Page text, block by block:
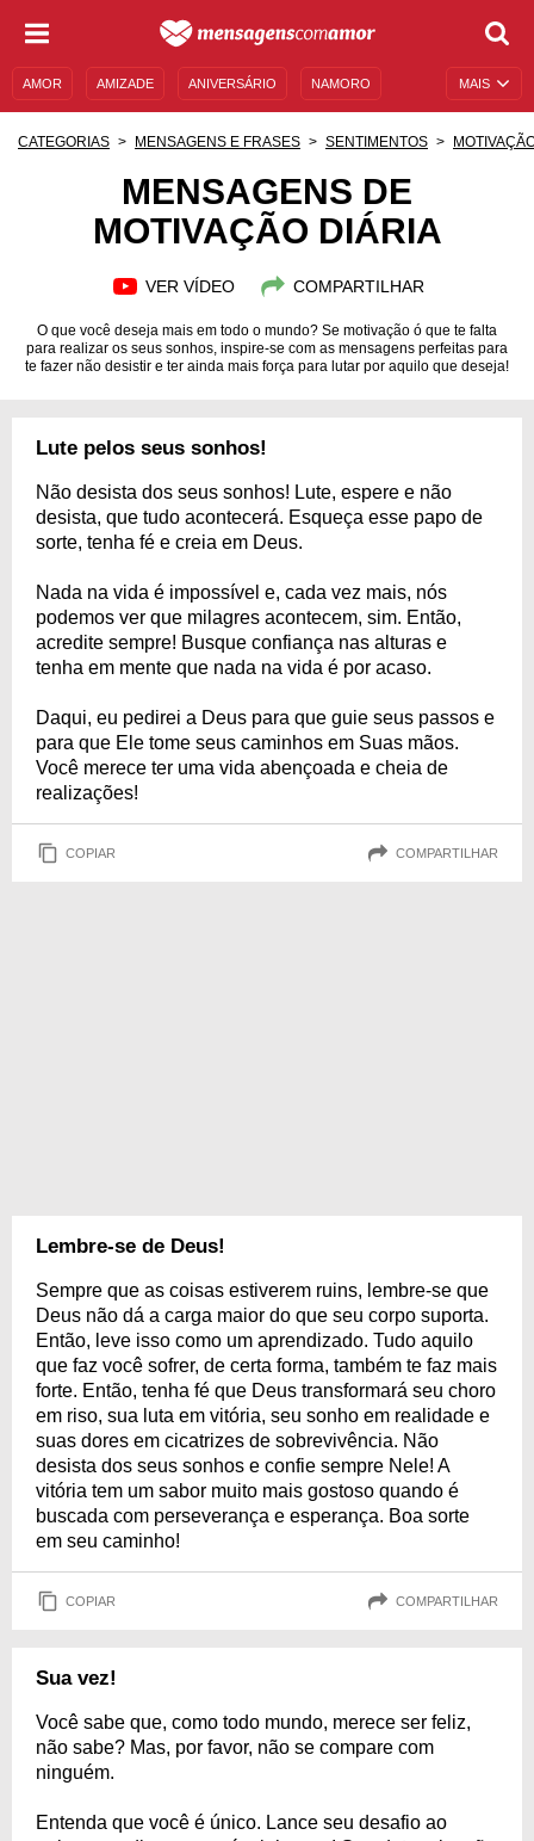
MAIS
AMOR AMIZADE ANIVERSÁRIO NAMORO
MENSAGENS E FRASES MENSAGENS DE ANIVERSÁRIO
CATEGORIAS MENSAGENS E FRASES SENTIMENTOS
MENSAGENS DE
MOTIVAÇÃO DIÁRIA
VER VÍDEO COMPARTILHAR
O que você deseja mais em todo o mundo? Se motivação ó que te falta
para realizar os seus sonhos, inspire-se com as mensagens perfeitas para
te fazer não desistir e ter ainda mais força para lutar por aquilo que deseja!
Lute pelos seus sonhos!
Não desista dos seus sonhos! Lute, espere e não
desista, que tudo acontecerá. Esqueça esse papo de
sorte, tenha fé e creia em Deus.
Nada na vida é impossível e, cada vez mais, nós
podemos ver que milagres acontecem, sim. Então,
acredite sempre! Busque confiança nas alturas e
tenha em mente que nada na vida é por acaso.
Daqui, eu pedirei a Deus para que guie seus passos e
para que Ele tome seus caminhos em Suas mãos.
Você merece ter uma vida abençoada e cheia de
realizações!
COPIAR COMPARTILHAR
Lembre-se de Deus!
Sempre que as coisas estiverem ruins, lembre-se que
Deus não dá a carga maior do que seu corpo suporta.
Então, leve isso como um aprendizado. Tudo aquilo
que faz você sofrer, de certa forma, também te faz mais
forte. Então, tenha fé que Deus transformará seu choro
em riso, sua luta em vitória, seu sonho em realidade e
suas dores em cicatrizes de sobrevivência. Não
desista dos seus sonhos e confie sempre Nele! A
vitória tem um sabor muito mais gostoso quando é
buscada com perseverança e esperança. Boa sorte
em seu caminho!
COPIAR COMPARTILHAR
Sua vez!
Você sabe que, como todo mundo, merece ser feliz,
não sabe? Mas, por favor, não se compare com
ninguém.
Entenda que você é único. Lance seu desafio ao